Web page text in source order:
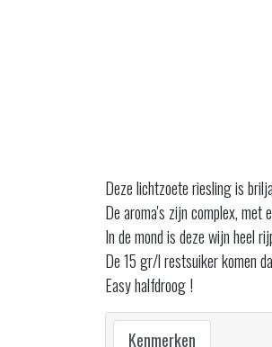
Deze lichtzoete riesling is
De aroma's zijn complex, met
In de mond is deze wijn heel
De 15 gr/l restsuiker komen
Easy halfdroog !
Kenmerken